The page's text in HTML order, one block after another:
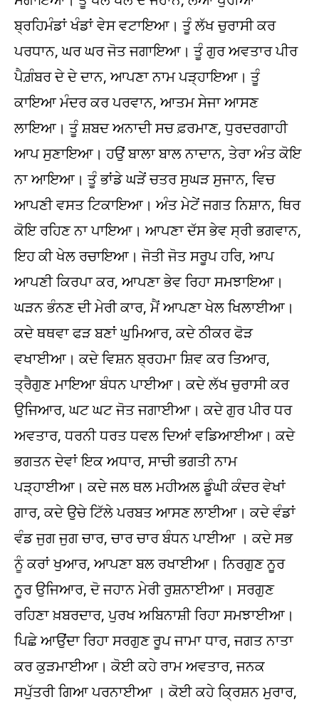
ਬ੍ਰਹਿਮੰਡਾਂ ਖੰਡਾਂ ਵੇਸ ਵਟਾਇਆ। ਤੂੰ ਲੱਖ ਚੁਰਾਸੀ ਕਰ
ਪਰਧਾਨ, ਘਰ ਘਰ ਜੋਤ ਜਗਾਇਆ। ਤੂੰ ਗੁਰ ਅਵਤਾਰ ਪੀਰ
ਪੈਗ਼ੰਬਰ ਦੇ ਦੇ ਦਾਨ, ਆਪਣਾ ਨਾਮ ਪੜ੍ਹਾਇਆ। ਤੂੰ
ਕਾਇਆ ਮੰਦਰ ਕਰ ਪਰਵਾਨ, ਆਤਮ ਸੇਜਾ ਆਸਣ
ਲਾਇਆ। ਤੂੰ ਸ਼ਬਦ ਅਨਾਦੀ ਸਚ ਫ਼ਰਮਾਣ, ਧੁਰਦਰਗਾਹੀ
ਆਪ ਸੁਣਾਇਆ। ਹਉਂ ਬਾਲਾ ਬਾਲ ਨਾਦਾਨ, ਤੇਰਾ ਅੰਤ ਕੋਇ
ਨਾ ਆਇਆ। ਤੂੰ ਭਾਂਡੇ ਘੜੇਂ ਚਤਰ ਸੁਘੜ ਸੁਜਾਨ, ਵਿਚ
ਆਪਣੀ ਵਸਤ ਟਿਕਾਇਆ। ਅੰਤ ਮੇਟੇਂ ਜਗਤ ਨਿਸ਼ਾਨ, ਥਿਰ
ਕੋਇ ਰਹਿਣ ਨਾ ਪਾਇਆ। ਆਪਣਾ ਦੱਸ ਭੇਵ ਸ੍ਰੀ ਭਗਵਾਨ,
ਇਹ ਕੀ ਖੇਲ ਰਚਾਇਆ। ਜੋਤੀ ਜੋਤ ਸਰੂਪ ਹਰਿ, ਆਪ
ਆਪਣੀ ਕਿਰਪਾ ਕਰ, ਆਪਣਾ ਭੇਵ ਰਿਹਾ ਸਮਝਾਇਆ।
ਘੜਨ ਭੰਨਣ ਦੀ ਮੇਰੀ ਕਾਰ, ਮੈਂ ਆਪਣਾ ਖੇਲ ਖਿਲਾਈਆ।
ਕਦੇ ਥਥਵਾ ਫੜ ਬਣਾਂ ਘੁਮਿਆਰ, ਕਦੇ ਠੀਕਰ ਫੋੜ
ਵਖਾਈਆ। ਕਦੇ ਵਿਸ਼ਨ ਬ੍ਰਹਮਾ ਸ਼ਿਵ ਕਰ ਤਿਆਰ,
ਤ੍ਰੈਗੁਣ ਮਾਇਆ ਬੰਧਨ ਪਾਈਆ। ਕਦੇ ਲੱਖ ਚੁਰਾਸੀ ਕਰ
ਉਜਿਆਰ, ਘਟ ਘਟ ਜੋਤ ਜਗਾਈਆ। ਕਦੇ ਗੁਰ ਪੀਰ ਧਰ
ਅਵਤਾਰ, ਧਰਨੀ ਧਰਤ ਧਵਲ ਦਿਆਂ ਵਡਿਆਈਆ। ਕਦੇ
ਭਗਤਨ ਦੇਵਾਂ ਇਕ ਅਧਾਰ, ਸਾਚੀ ਭਗਤੀ ਨਾਮ
ਪੜ੍ਹਾਈਆ। ਕਦੇ ਜਲ ਥਲ ਮਹੀਅਲ ਡੂੰਘੀ ਕੰਦਰ ਵੇਖਾਂ
ਗਾਰ, ਕਦੇ ਉਚੇ ਟਿੱਲੇ ਪਰਬਤ ਆਸਣ ਲਾਈਆ। ਕਦੇ ਵੰਡਾਂ
ਵੰਡ ਜੁਗ ਜੁਗ ਚਾਰ, ਚਾਰ ਚਾਰ ਬੰਧਨ ਪਾਈਆ । ਕਦੇ ਸਭ
ਨੂੰ ਕਰਾਂ ਖੁਆਰ, ਆਪਣਾ ਬਲ ਰਖਾਈਆ। ਨਿਰਗੁਣ ਨੂਰ
ਨੂਰ ਉਜਿਆਰ, ਦੋ ਜਹਾਨ ਮੇਰੀ ਰੁਸ਼ਨਾਈਆ। ਸਰਗੁਣ
ਰਹਿਣਾ ਖ਼ਬਰਦਾਰ, ਪੁਰਖ ਅਬਿਨਾਸ਼ੀ ਰਿਹਾ ਸਮਝਾਈਆ।
ਪਿਛੇ ਆਉਂਦਾ ਰਿਹਾ ਸਰਗੁਣ ਰੂਪ ਜਾਮਾ ਧਾਰ, ਜਗਤ ਨਾਤਾ
ਕਰ ਕੁੜਮਾਈਆ। ਕੋਈ ਕਹੇ ਰਾਮ ਅਵਤਾਰ, ਜਨਕ
ਸਪੁੱਤਰੀ ਗਿਆ ਪਰਨਾਈਆ । ਕੋਈ ਕਹੇ ਕ੍ਰਿਸ਼ਨ ਮੁਰਾਰ,